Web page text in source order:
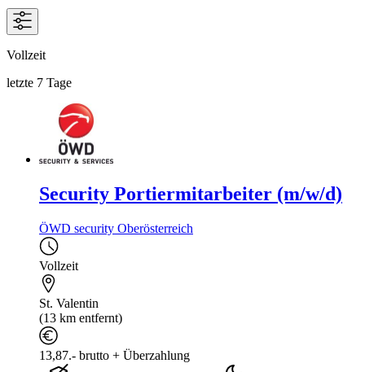
Vollzeit
letzte 7 Tage
Security Portiermitarbeiter (m/w/d)
ÖWD security Oberösterreich
Vollzeit
St. Valentin
(13 km entfernt)
13,87.- brutto + Überzahlung